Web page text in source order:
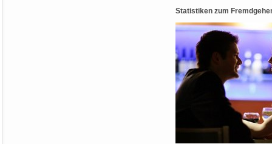
Statistiken zum